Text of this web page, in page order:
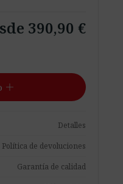
390,90 €
add
Detalles
Política de devoluciones
Garantía de calidad